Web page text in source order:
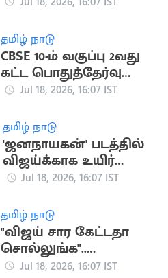
தமிழ் நாடு
CBSE 10-ம் வகுப்பு 2வது
கட்ட பொதுத்தேர்வு
முடிவுகள்
Jul 18, 2026, 16:07 IST
தமிழ் நாடு
'ஜனநாயகன்' படத்தில்
விஜய்க்காக உயிர்
கொடுக்கும் நண்பன்
ஸ்ரீநாத்
Jul 18, 2026, 16:07 IST
தமிழ் நாடு
"விஜய் சார கேட்டதா
சொல்லுங்க"..
திரிஷாவை நோக்கி
Jul 18, 2026, 16:07 IST